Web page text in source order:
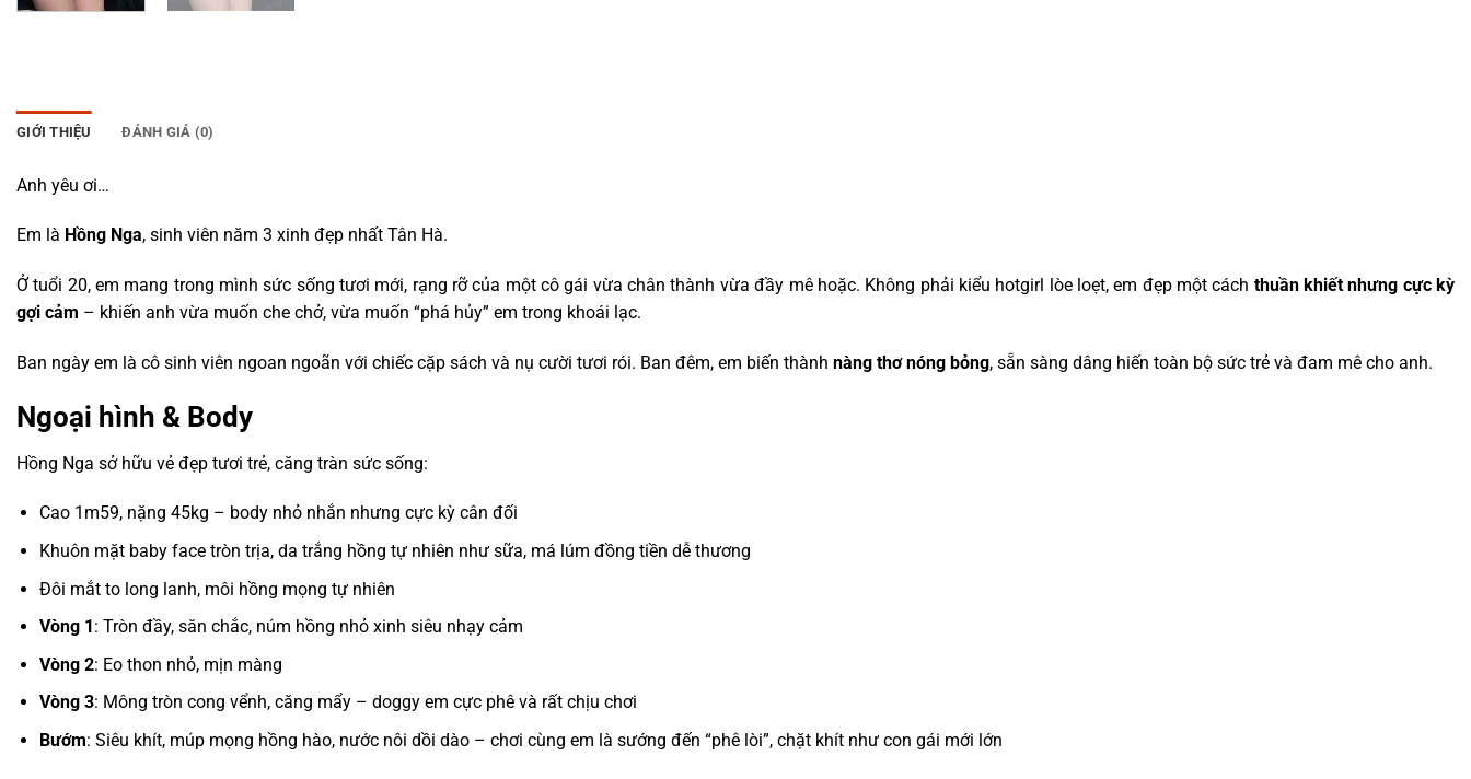
GIỚI THIỆU ĐÁNH GIÁ (0)
Anh yêu ơi…
Em là Hồng Nga, sinh viên năm 3 xinh đẹp nhất Tân Hà.
Ở tuổi 20, em mang trong mình sức sống tươi mới, rạng rỡ của một cô gái vừa chân thành vừa đầy mê hoặc. Không phải kiểu hotgirl lòe loẹt, em đẹp một cách thuần khiết nhưng cực kỳ
gợi cảm – khiến anh vừa muốn che chở, vừa muốn “phá hủy” em trong khoái lạc.
Ban ngày em là cô sinh viên ngoan ngoãn với chiếc cặp sách và nụ cười tươi rói. Ban đêm, em biến thành nàng thơ nóng bỏng, sẵn sàng dâng hiến toàn bộ sức trẻ và đam mê cho anh.
Ngoại hình & Body
Hồng Nga sở hữu vẻ đẹp tươi trẻ, căng tràn sức sống:
Cao 1m59, nặng 45kg – body nhỏ nhắn nhưng cực kỳ cân đối
Khuôn mặt baby face tròn trịa, da trắng hồng tự nhiên như sữa, má lúm đồng tiền dễ thương
Đôi mắt to long lanh, môi hồng mọng tự nhiên
Vòng 1: Tròn đầy, săn chắc, núm hồng nhỏ xinh siêu nhạy cảm
Vòng 2: Eo thon nhỏ, mịn màng
Vòng 3: Mông tròn cong vểnh, căng mẩy – doggy em cực phê và rất chịu chơi
Bướm: Siêu khít, múp mọng hồng hào, nước nôi dồi dào – chơi cùng em là sướng đến “phê lòi”, chặt khít như con gái mới lớn